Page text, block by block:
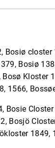
Bosiø
Kloster
1566,
Bosie
Bosjö
1849,